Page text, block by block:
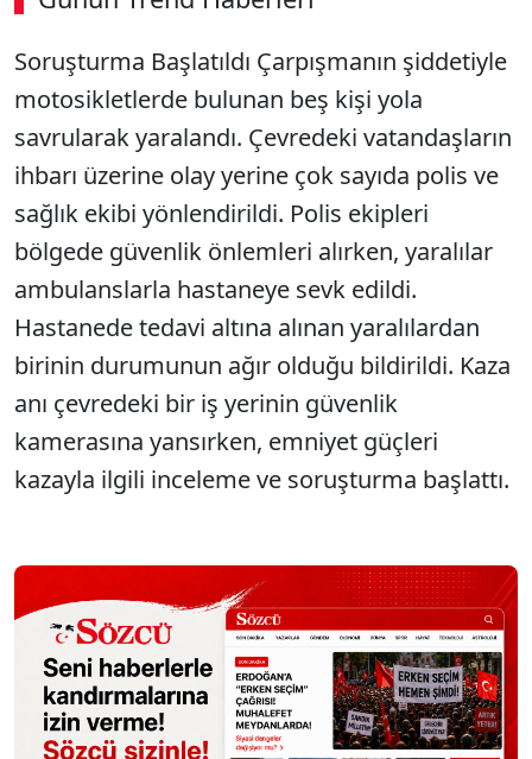
00:02 / 02:14
Sesi Aç
Soruşturma Başlatıldı Çarpışmanın şiddetiyle
motosikletlerde bulunan beş kişi yola
savrularak yaralandı. Çevredeki vatandaşların
ihbarı üzerine olay yerine çok sayıda polis ve
sağlık ekibi yönlendirildi. Polis ekipleri
bölgede güvenlik önlemleri alırken, yaralılar
ambulanslarla hastaneye sevk edildi.
Hastanede tedavi altına alınan yaralılardan
birinin durumunun ağır olduğu bildirildi. Kaza
anı çevredeki bir iş yerinin güvenlik
kamerasına yansırken, emniyet güçleri
kazayla ilgili inceleme ve soruşturma başlattı.